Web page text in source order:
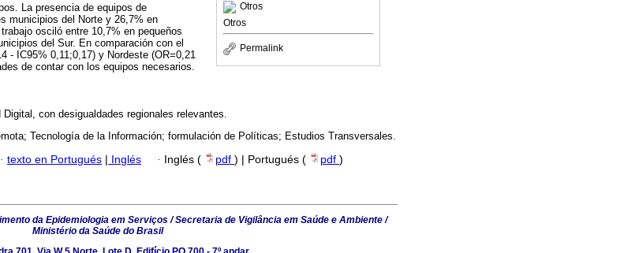
Otros
Otros
Permalink
La presencia de equipos de
municipios del Norte y 26,7% en
osciló entre 10,7% en pequeños
del Sur. En comparación con el
- IC95% 0,11;0,17) y Nordeste (OR=0,21
de contar con los equipos necesarios.
con desigualdades regionales relevantes.
Tecnología de la Información; formulación de Políticas; Estudios Transversales.
· texto en Portugués Inglés · Inglés ( pdf ) | Portugués ( pdf )
da Epidemiologia em Serviços / Secretaria de Vigilância em Saúde e Ambiente /
Ministério da Saúde do Brasil